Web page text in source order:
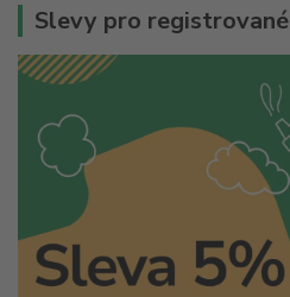
Slevy pro registrované